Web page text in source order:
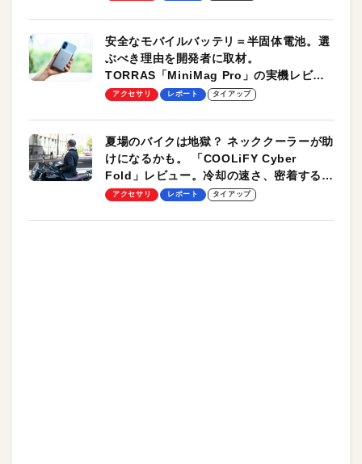
安全なモバイルバッテリ＝半固体電池。選
ぶべき理由を開発者に取材。
TORRAS「MiniMag Pro」の実機レビュ
ーも
アクセサリ レポート タイアップ
夏場のバイクは地獄？ ネッククーラーが助
けになるかも。 「COOLiFY Cyber
Fold」レビュー。冷却の速さ、密着する冷
却プレート、シンプルな操作性がグッド！
アクセサリ レポート タイアップ